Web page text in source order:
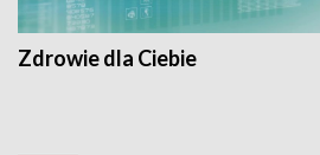
Zdrowie dla Ciebie